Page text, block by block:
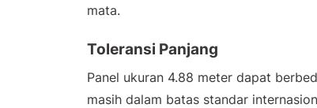
mata.
Toleransi Panjang
Panel ukuran 4.88 meter dapat
masih dalam batas standar